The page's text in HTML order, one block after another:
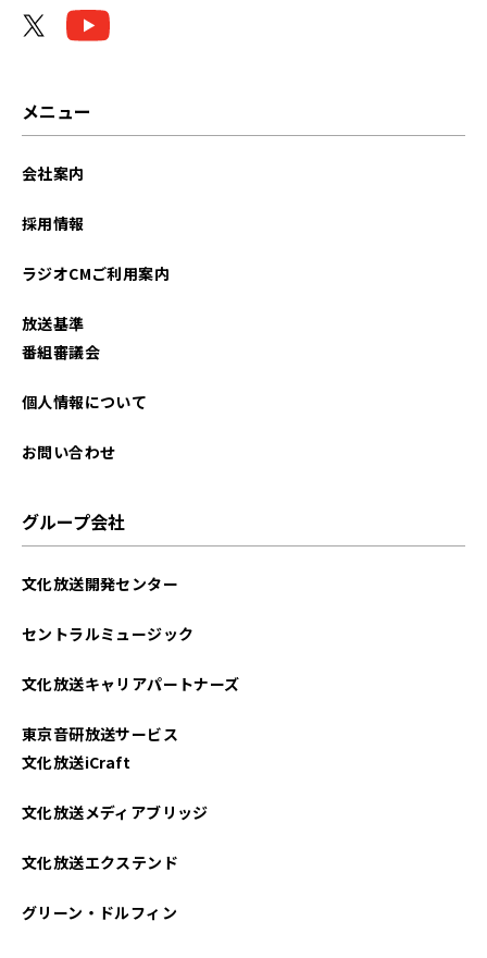
メニュー
会社案内
採用情報
ラジオCMご利用案内
放送基準
番組審議会
個人情報について
お問い合わせ
グループ会社
文化放送開発センター
セントラルミュージック
文化放送キャリアパートナーズ
東京音研放送サービス
文化放送iCraft
文化放送メディアブリッジ
文化放送エクステンド
グリーン・ドルフィン